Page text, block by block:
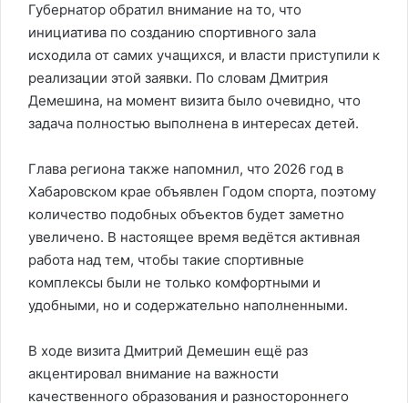
Губернатор обратил внимание на то, что
инициатива по созданию спортивного зала
исходила от самих учащихся, и власти приступили к
реализации этой заявки. По словам Дмитрия
Демешина, на момент визита было очевидно, что
задача полностью выполнена в интересах детей.
Глава региона также напомнил, что 2026 год в
Хабаровском крае объявлен Годом спорта, поэтому
количество подобных объектов будет заметно
увеличено. В настоящее время ведётся активная
работа над тем, чтобы такие спортивные
комплексы были не только комфортными и
удобными, но и содержательно наполненными.
В ходе визита Дмитрий Демешин ещё раз
акцентировал внимание на важности
качественного образования и разностороннего